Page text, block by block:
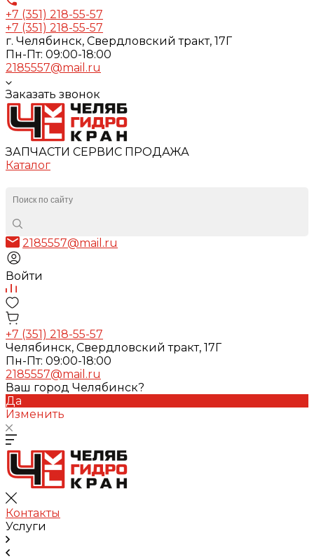
+7 (351) 218-55-57
+7 (351) 218-55-57
г. Челябинск, Свердловский тракт, 17Г
Пн-Пт: 09:00-18:00
2185557@mail.ru
Заказать звонок
ЗАПЧАСТИ СЕРВИС ПРОДАЖА
Каталог
2185557@mail.ru
Войти
+7 (351) 218-55-57
Челябинск, Свердловский тракт, 17Г
Пн-Пт: 09:00-18:00
2185557@mail.ru
Ваш город Челябинск?
Да
Изменить
Контакты
Услуги